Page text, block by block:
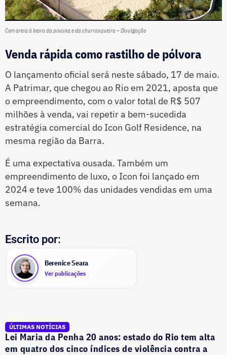
Com areia à beira da piscina e da churrasqueira – Divulgação
Venda rápida como rastilho de pólvora
O lançamento oficial será neste sábado, 17 de maio.
A Patrimar, que chegou ao Rio em 2021, aposta que
o empreendimento, com o valor total de R$ 507
milhões à venda, vai repetir a bem-sucedida
estratégia comercial do Icon Golf Residence, na
mesma região da Barra.
É uma expectativa ousada. Também um
empreendimento de luxo, o Icon foi lançado em
2024 e teve 100% das unidades vendidas em uma
semana.
Escrito por:
Berenice Seara
Ver publicações
ÚLTIMAS NOTÍCIAS
Lei Maria da Penha 20 anos: estado do Rio tem alta
em quatro dos cinco índices de violência contra a